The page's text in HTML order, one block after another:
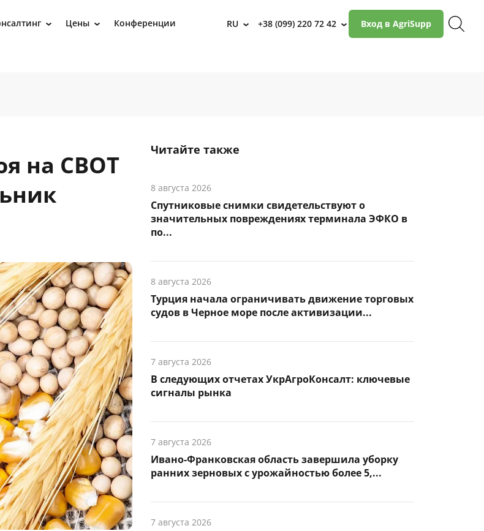
› Цены › Конференции RU › +38 (099) 220 72 42 › Вход в AgriSupp
на CBOT
Читайте также
8 августа 2026
Спутниковые снимки свидетельствуют о
значительных повреждениях терминала ЭФКО в
по...
8 августа 2026
Турция начала ограничивать движение торговых
судов в Черное море после активизации...
7 августа 2026
В следующих отчетах УкрАгроКонсалт: ключевые
сигналы рынка
7 августа 2026
Ивано-Франковская область завершила уборку
ранних зерновых с урожайностью более 5,...
7 августа 2026